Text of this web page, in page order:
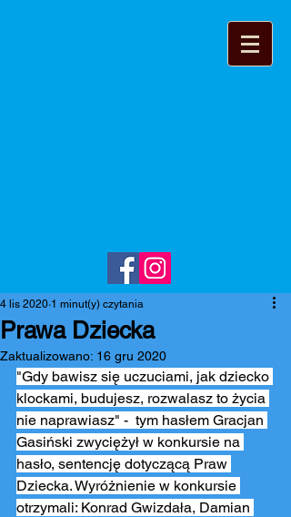
Prawa Dziecka
4 lis 2020 1 minut(y) czytania
Zaktualizowano: 16 gru 2020
"Gdy bawisz się uczuciami, jak dziecko
klockami, budujesz, rozwalasz to życia
nie naprawiasz" -  tym hasłem Gracjan
Gasiński zwyciężył w konkursie na
hasło, sentencję dotyczącą Praw
Dziecka. Wyróżnienie w konkursie
otrzymali: Konrad Gwizdała, Damian